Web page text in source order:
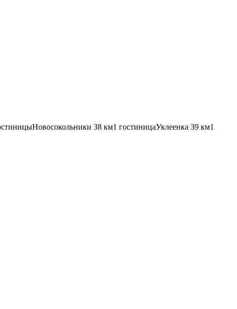
Новосокольники 38 км1 гостиницаУклеенка 39 км1